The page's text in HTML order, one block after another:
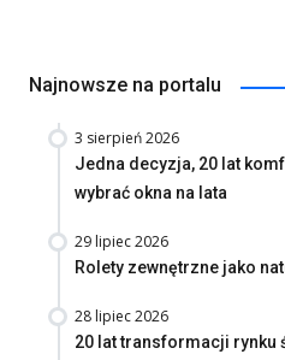
Najnowsze na portalu
3 sierpień 2026
Jedna decyzja, 20 lat
wybrać okna na lata
29 lipiec 2026
Rolety zewnętrzne jako
28 lipiec 2026
20 lat transformacji rynku